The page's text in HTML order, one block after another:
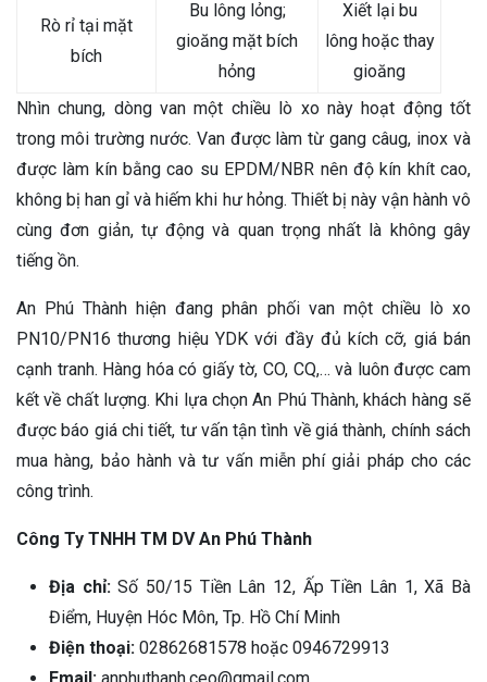
Rò rỉ tại mặt
bích
Bu lông lỏng;
gioăng mặt bích
hỏng
Xiết lại bu
lông hoặc thay
gioăng
Nhìn chung, dòng van một chiều lò xo này hoạt động tốt
trong môi trường nước. Van được làm từ gang câug, inox và
được làm kín bằng cao su EPDM/NBR nên độ kín khít cao,
không bị han gỉ và hiếm khi hư hỏng. Thiết bị này vận hành vô
cùng đơn giản, tự động và quan trọng nhất là không gây
tiếng ồn.
An Phú Thành hiện đang phân phối van một chiều lò xo
PN10/PN16 thương hiệu YDK với đầy đủ kích cỡ, giá bán
cạnh tranh. Hàng hóa có giấy tờ, CO, CQ,… và luôn được cam
kết về chất lượng. Khi lựa chọn An Phú Thành, khách hàng sẽ
được báo giá chi tiết, tư vấn tận tình về giá thành, chính sách
mua hàng, bảo hành và tư vấn miễn phí giải pháp cho các
công trình.
Công Ty TNHH TM DV An Phú Thành
Địa chỉ:Số 50/15 Tiền Lân 12, Ấp Tiền Lân 1, Xã Bà
Điểm, Huyện Hóc Môn, Tp. Hồ Chí Minh
Điện thoại: 02862681578 hoặc 0946729913